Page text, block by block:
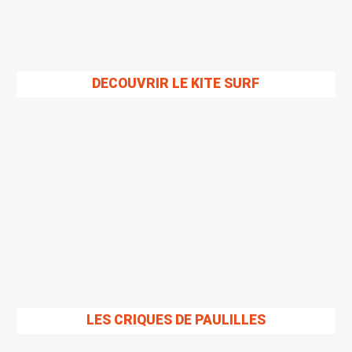
DECOUVRIR LE KITE SURF
LES CRIQUES DE PAULILLES